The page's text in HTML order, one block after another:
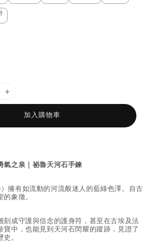
加入購物車
氣之泉 祕魯天河石手鍊
擁有如流動的河流般迷人的藍綠色澤。自古
象徵。
刻成守護與信念的護身符，甚至在古埃及法
寶中，也能見到天河石閃耀的蹤跡，見證了
。